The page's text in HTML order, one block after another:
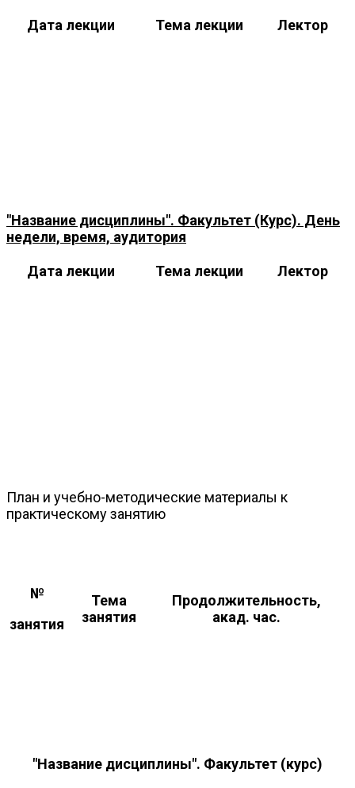
Дата лекции Тема лекции Лектор
"Название дисциплины". Факультет (Курс). День
недели, время, аудитория
Дата лекции Тема лекции Лектор
План и учебно-методические материалы к
практическому занятию
№
занятия
Тема
занятия
Продолжительность,
акад. час.
"Название дисциплины". Факультет (курс)